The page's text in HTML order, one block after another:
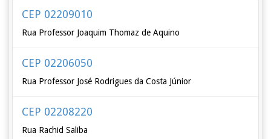
CEP 02209010
Rua Professor Joaquim Thomaz de Aquino
CEP 02206050
Rua Professor José Rodrigues da Costa Júnior
CEP 02208220
Rua Rachid Saliba